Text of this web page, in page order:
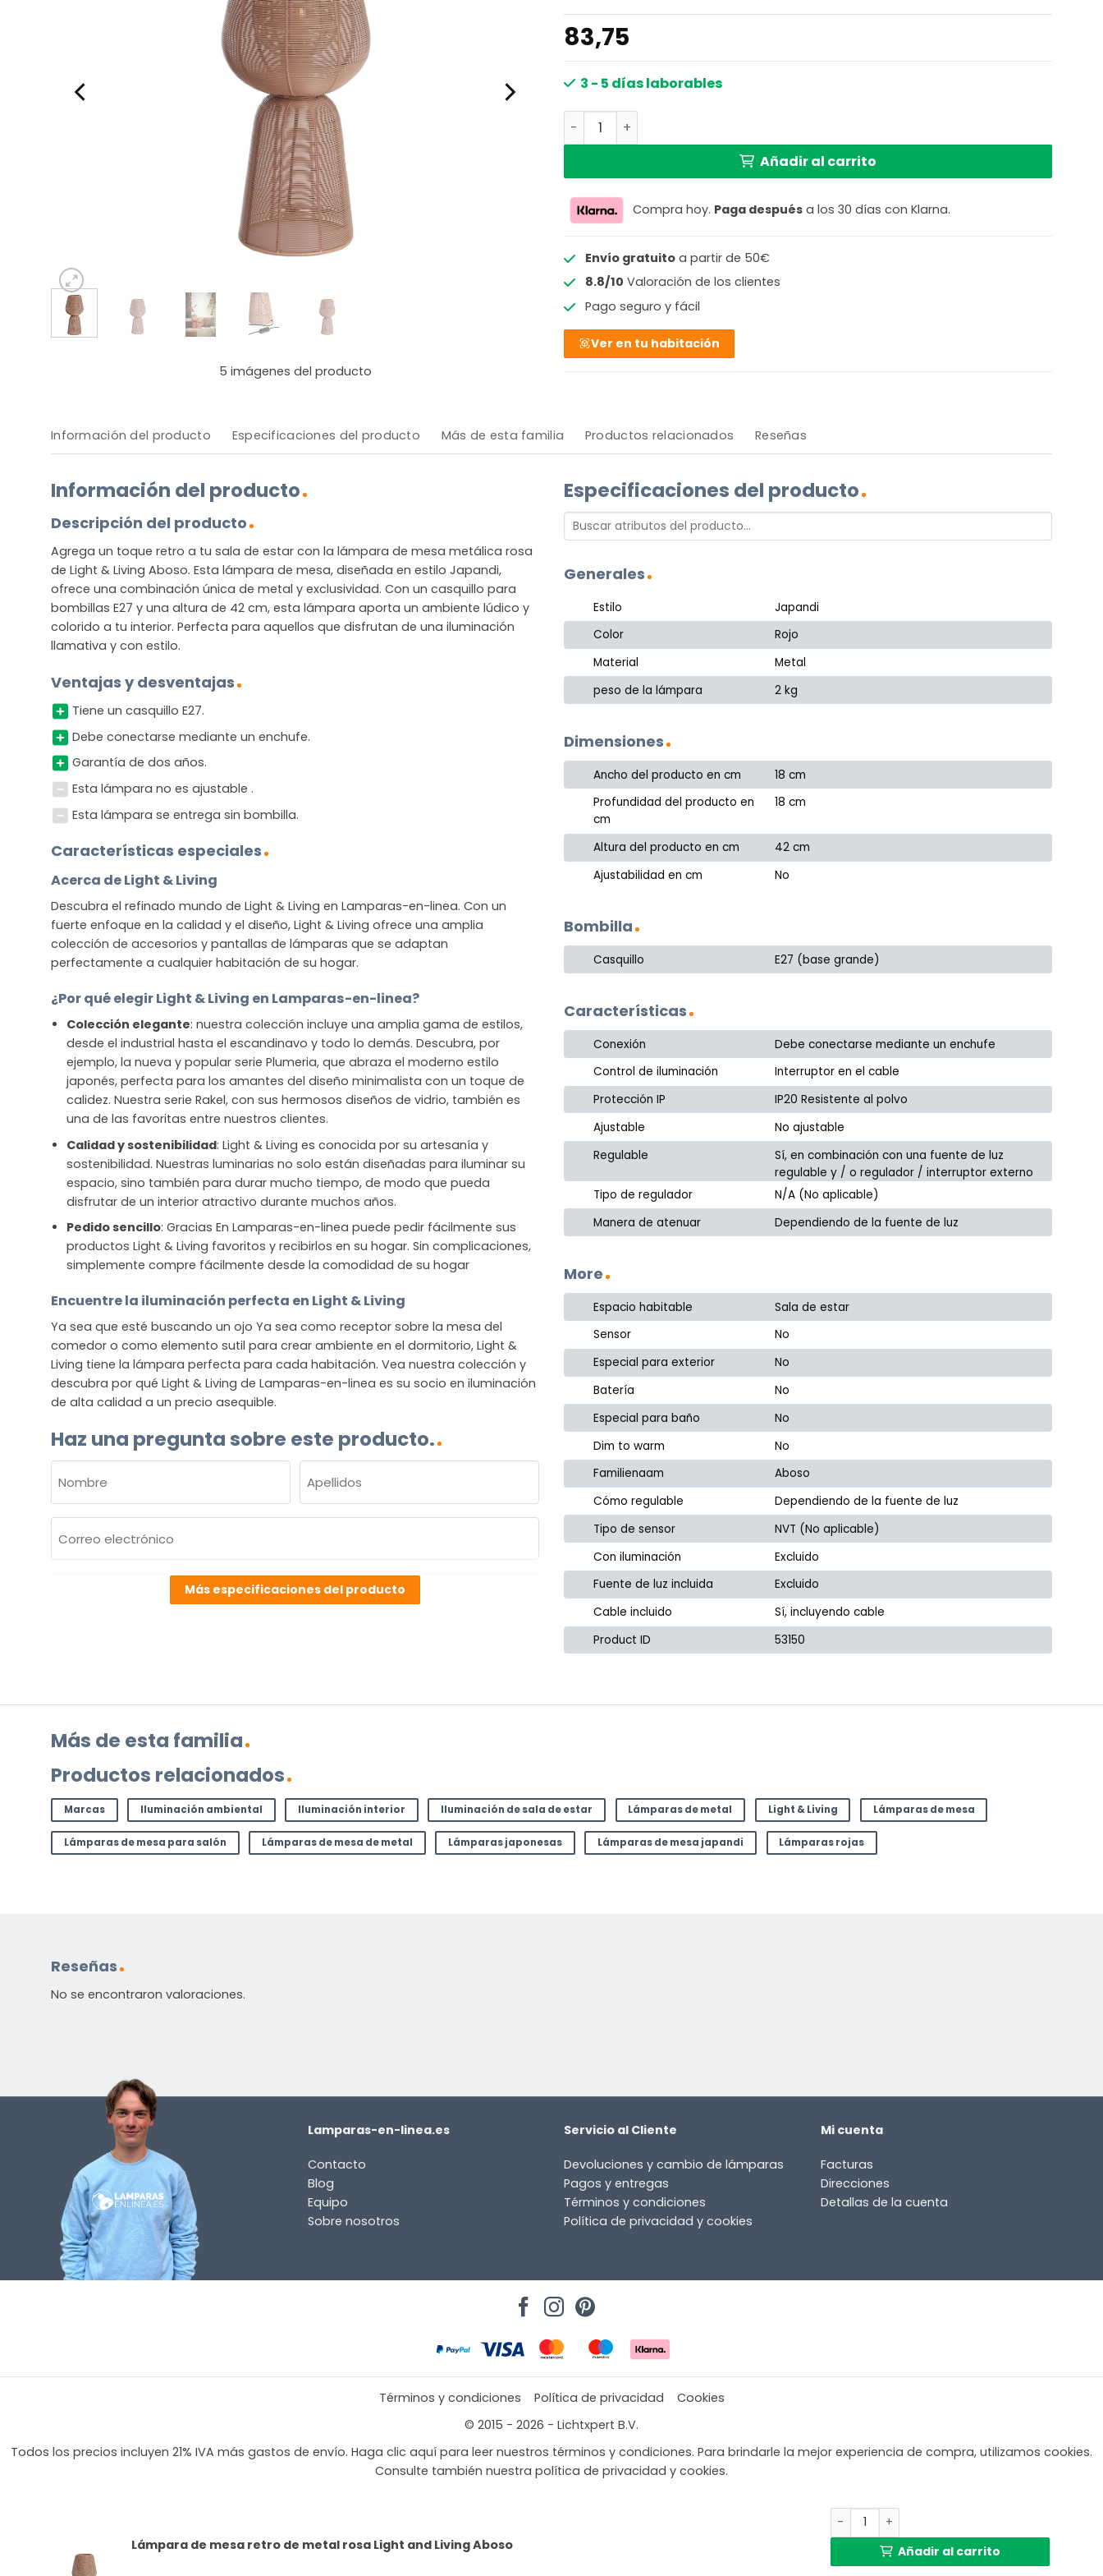
5 imágenes del producto
83,75
3 - 5 días laborables
Lámpara de mesa retro de metal rosa Light and Living Aboso cantidad
Añadir al carrito
Compra hoy. Paga después a los 30 días con Klarna.
Envío gratuitoa partir de 50€
8.8/10 Valoración de los clientes
Pago seguro y fácil
Ver en tu habitación
Información del producto Especificaciones del producto Más de esta familia Productos relacionados Reseñas
Información del producto
Descripción del producto
Agrega un toque retro a tu sala de estar con la lámpara de mesa metálica rosa
de Light & Living Aboso. Esta lámpara de mesa, diseñada en estilo Japandi,
ofrece una combinación única de metal y exclusividad. Con un casquillo para
bombillas E27 y una altura de 42 cm, esta lámpara aporta un ambiente lúdico y
colorido a tu interior. Perfecta para aquellos que disfrutan de una iluminación
llamativa y con estilo.
Ventajas y desventajas
Tiene un casquillo E27.
Debe conectarse mediante un enchufe.
Garantía de dos años.
Esta lámpara no es ajustable .
Esta lámpara se entrega sin bombilla.
Características especiales
Acerca de Light & Living
Descubra el refinado mundo de Light & Living en Lamparas-en-linea. Con un
fuerte enfoque en la calidad y el diseño, Light & Living ofrece una amplia
colección de accesorios y pantallas de lámparas que se adaptan
perfectamente a cualquier habitación de su hogar.
¿Por qué elegir Light & Living en Lamparas-en-linea?
Colección elegante: nuestra colección incluye una amplia gama de estilos,
desde el industrial hasta el escandinavo y todo lo demás. Descubra, por
ejemplo, la nueva y popular serie Plumeria, que abraza el moderno estilo
japonés, perfecta para los amantes del diseño minimalista con un toque de
calidez. Nuestra serie Rakel, con sus hermosos diseños de vidrio, también es
una de las favoritas entre nuestros clientes.
Calidad y sostenibilidad: Light & Living es conocida por su artesanía y
sostenibilidad. Nuestras luminarias no solo están diseñadas para iluminar su
espacio, sino también para durar mucho tiempo, de modo que pueda
disfrutar de un interior atractivo durante muchos años.
Pedido sencillo: Gracias En Lamparas-en-linea puede pedir fácilmente sus
productos Light & Living favoritos y recibirlos en su hogar. Sin complicaciones,
simplemente compre fácilmente desde la comodidad de su hogar
Encuentre la iluminación perfecta en Light & Living
Ya sea que esté buscando un ojo Ya sea como receptor sobre la mesa del
comedor o como elemento sutil para crear ambiente en el dormitorio, Light &
Living tiene la lámpara perfecta para cada habitación. Vea nuestra colección y
descubra por qué Light & Living de Lamparas-en-linea es su socio en iluminación
de alta calidad a un precio asequible.
Haz una pregunta sobre este producto.
(OBLIGATORIO)
Nombre Apellidos
electrónico
producto?
Más especificaciones del producto
Especificaciones del producto
Generales
Estilo
Japandi
Color
Rojo
Material
Metal
peso de la lámpara
2 kg
Dimensiones
Ancho del producto en cm
18 cm
Profundidad del producto en
cm
18 cm
Altura del producto en cm
42 cm
Ajustabilidad en cm
No
Bombilla
Casquillo E27 (base grande)
Características
Conexión
Debe conectarse mediante un enchufe
Control de iluminación
Interruptor en el cable
Protección IP
IP20 Resistente al polvo
Ajustable
No ajustable
Regulable
Sí, en combinación con una fuente de luz
regulable y / o regulador / interruptor externo
Tipo de regulador
N/A (No aplicable)
Manera de atenuar
Dependiendo de la fuente de luz
More
Espacio habitable
Sala de estar
Sensor
No
Especial para exterior
No
Batería
No
Especial para baño
No
Dim to warm
No
Familienaam
Aboso
Cómo regulable
Dependiendo de la fuente de luz
Tipo de sensor
NVT (No aplicable)
Con iluminación
Excluido
Fuente de luz incluida
Excluido
Cable incluido
Sí, incluyendo cable
Product ID
53150
Más de esta familia
Productos relacionados
Marcas Iluminación ambiental Iluminación interior Iluminación de sala de estar Lámparas de metal Light & Living Lámparas de mesa
Lámparas de mesa para salón Lámparas de mesa de metal Lámparas japonesas Lámparas de mesa japandi Lámparas rojas
Reseñas
No se encontraron valoraciones.
Lamparas-en-linea.es
Contacto
Blog
Equipo
Sobre nosotros
Servicio al Cliente
Devoluciones y cambio de lámparas
Pagos y entregas
Términos y condiciones
Política de privacidad y cookies
Mi cuenta
Facturas
Direcciones
Detallas de la cuenta
Términos y condiciones Política de privacidad
Cookies
© 2015 - 2026 - Lichtxpert B.V.
Todos los precios incluyen 21% IVA más gastos de envío. Haga clic aquí para leer nuestros términos y condiciones. Para brindarle la mejor experiencia de compra, utilizamos cookies.
Consulte también nuestra política de privacidad y cookies.
Lámpara de mesa retro de metal rosa Light and Living Aboso
Lámpara de mesa retro de metal rosa Light
Añadir al carrito